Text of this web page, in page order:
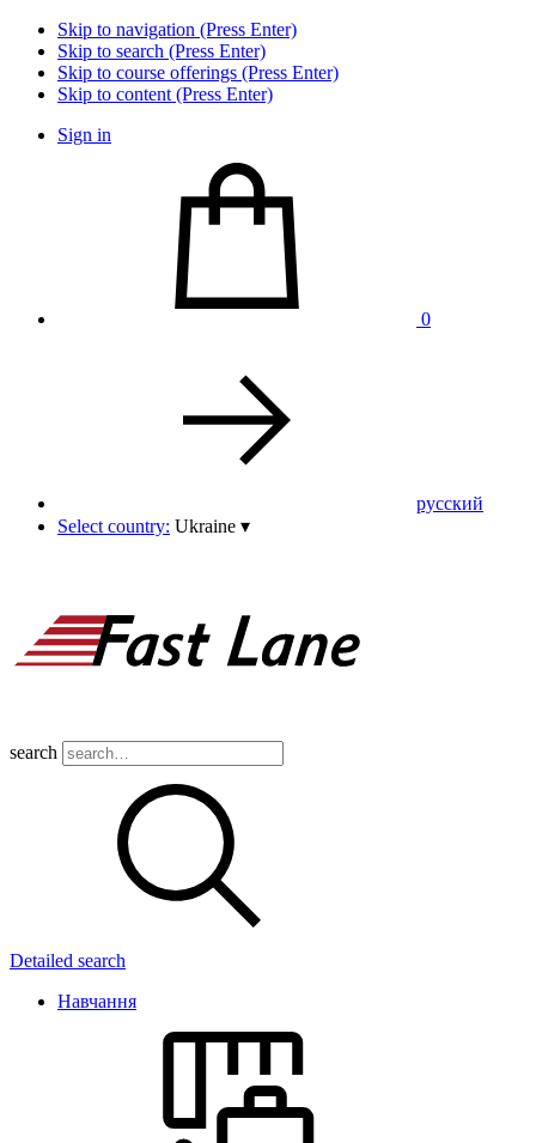
Skip to navigation (Press Enter)
Skip to search (Press Enter)
Skip to course offerings (Press Enter)
Skip to content (Press Enter)
Sign in
0
pусский
Select country: Ukraine ▾
search
Detailed search
Навчання